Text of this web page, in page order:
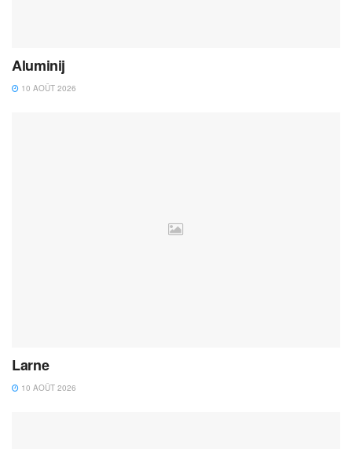
Aluminij
10 AOÛT 2026
Larne
10 AOÛT 2026